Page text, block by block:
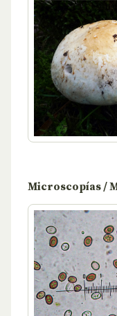
Microscopías /